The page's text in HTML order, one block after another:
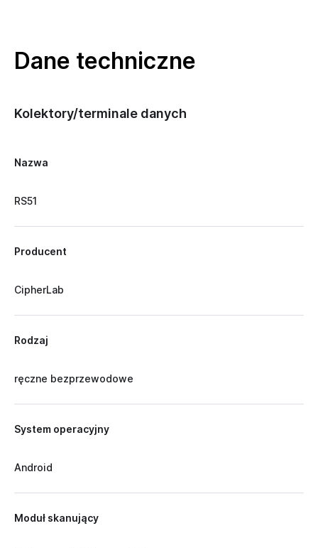
Dane techniczne
Kolektory/terminale danych
Nazwa
RS51
Producent
CipherLab
Rodzaj
ręczne bezprzewodowe
System operacyjny
Android
Moduł skanujący